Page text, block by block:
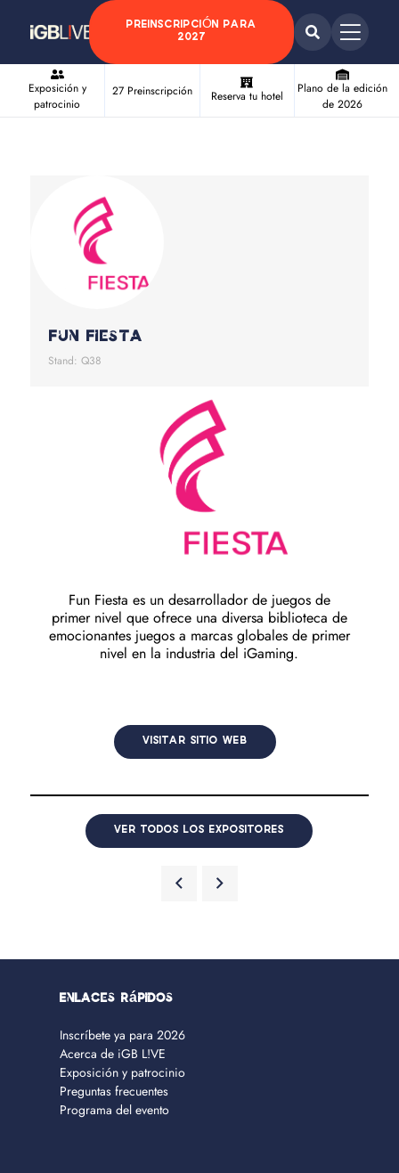
PREINSCRIPCIÓN PARA
2027
Exposición y
patrocinio
27 Preinscripción Reserva tu hotel
Plano de la edición
de 2026
Fun Fiesta
Stand: Q38
Fun Fiesta es un desarrollador de juegos de
primer nivel que ofrece una diversa biblioteca de
emocionantes juegos a marcas globales de primer
nivel en la industria del iGaming.
VISITAR SITIO WEB
VER TODOS LOS EXPOSITORES
Enlaces rápidos
Inscríbete ya para 2026
Acerca de iGB L!VE
Exposición y patrocinio
Preguntas frecuentes
Programa del evento